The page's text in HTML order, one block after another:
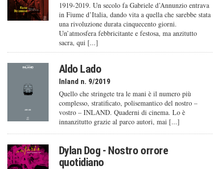
1919-2019. Un secolo fa Gabriele d’Annunzio entrava
in Fiume d’Italia, dando vita a quella che sarebbe stata
una rivoluzione durata cinquecento giorni.
Un’atmosfera febbricitante e festosa, ma anzitutto
sacra, qui [...]
Aldo Lado
Inland n. 9/2019
Quello che stringete tra le mani è il numero più
complesso, stratificato, polisemantico del nostro –
vostro – INLAND. Quaderni di cinema. Lo è
innanzitutto grazie al parco autori, mai [...]
Dylan Dog - Nostro orrore
quotidiano